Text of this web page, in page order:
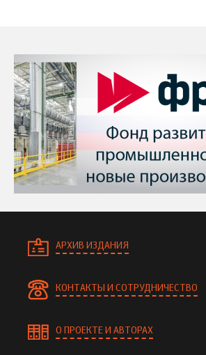
АРХИВ ИЗДАНИЯ
КОНТАКТЫ И СОТРУДНИЧЕСТВО
О ПРОЕКТЕ И АВТОРАХ